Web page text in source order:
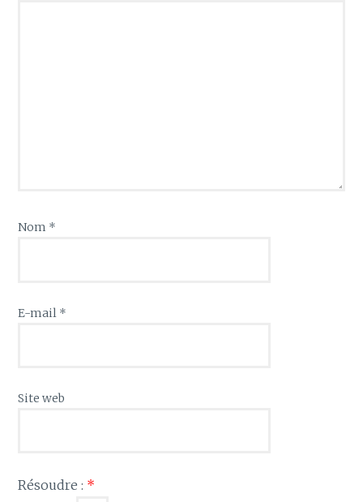
Nom *
E-mail *
Site web
Résoudre : *